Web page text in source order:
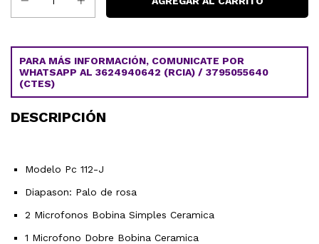
PARA MÁS INFORMACIÓN, COMUNICATE POR
WHATSAPP AL 3624940642 (RCIA) / 3795055640
(CTES)
DESCRIPCIÓN
Modelo Pc 112-J
Diapason: Palo de rosa
2 Microfonos Bobina Simples Ceramica
1 Microfono Dobre Bobina Ceramica